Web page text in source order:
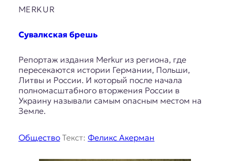
MERKUR
Сувалкская брешь
Репортаж издания Merkur из региона, где
пересекаются истории Германии, Польши,
Литвы и России. И который после начала
полномасштабного вторжения России в
Украину называли самым опасным местом на
Земле.
ОбществоТекст: Феликс Акерман